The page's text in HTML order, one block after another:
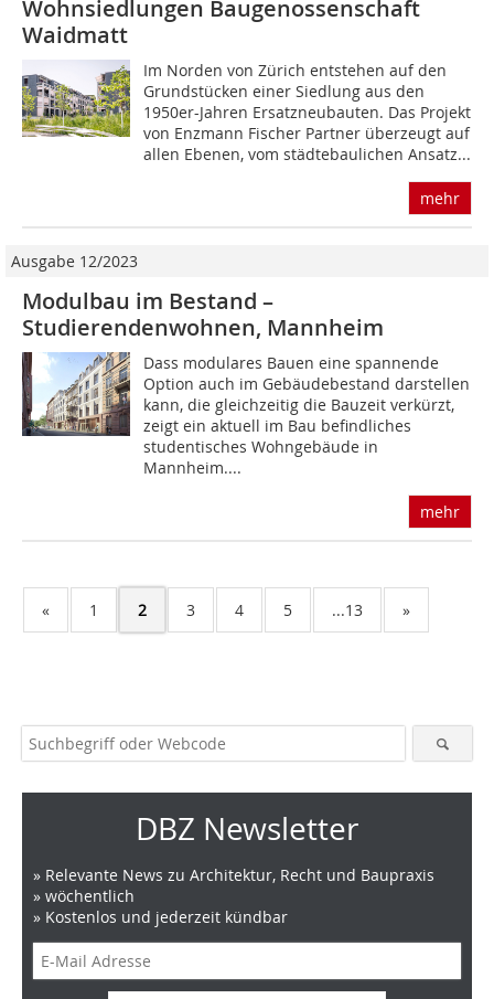
Wohnsiedlungen Baugenossenschaft
Waidmatt
Im Norden von Zürich entstehen auf den
Grundstücken einer Siedlung aus den
1950er-Jahren Ersatzneubauten. Das Projekt
von Enzmann Fischer Partner überzeugt auf
allen Ebenen, vom städtebaulichen Ansatz...
mehr
Ausgabe 12/2023
Modulbau im Bestand –
Studierendenwohnen, Mannheim
Dass modulares Bauen eine spannende
Option auch im Gebäudebestand darstellen
kann, die gleichzeitig die Bauzeit verkürzt,
zeigt ein aktuell im Bau befindliches
studentisches Wohngebäude in
Mannheim....
mehr
« 1 2 3 4 5 ...13 »
DBZ Newsletter
» Relevante News zu Architektur, Recht und Baupraxis
» wöchentlich
» Kostenlos und jederzeit kündbar